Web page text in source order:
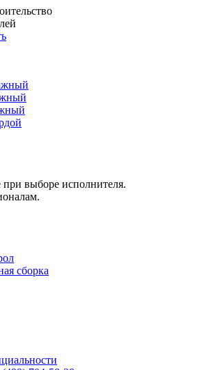
выборе исполнителя.
сборка